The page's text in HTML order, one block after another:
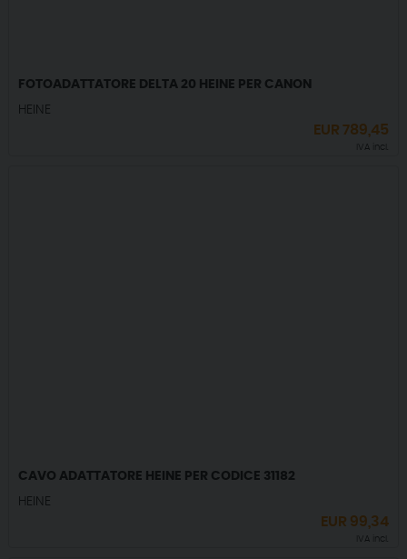
FOTOADATTATORE DELTA 20 HEINE PER CANON
HEINE
EUR789,45
IVA incl.
CAVO ADATTATORE HEINE PER CODICE 31182
HEINE
EUR 99,34
IVA incl.